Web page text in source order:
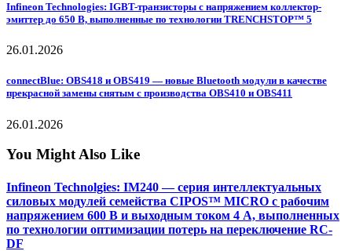
Infineon Technologies: IGBT-транзисторы с напряжением коллектор-
эмиттер до 650 В, выполненные по технологии TRENCHSTOP™ 5
26.01.2026
connectBlue: OBS418 и OBS419 — новые Bluetooth модули в качестве
прекрасной замены снятым с производства OBS410 и OBS411
26.01.2026
You Might Also Like
Infineon Technolgies: IM240 — серия интеллектуальных
силовых модулей семейства CIPOS™ MICRO с рабочим
напряжением 600 В и выходным током 4 А, выполненных
по технологии оптимизации потерь на переключение RC-
DF